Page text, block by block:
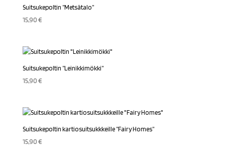
Suitsukepoltin ”Metsätalo”
15,90€
Suitsukepoltin ”Leinikkimökki”
15,90€
Suitsukepoltin kartiosuitsukkkeille ”Fairy Homes”
15,90€